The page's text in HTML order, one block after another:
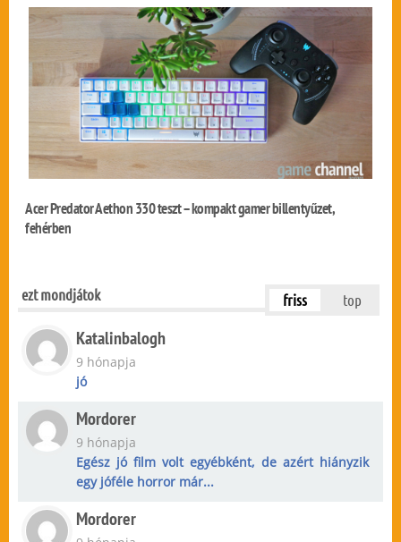
Acer Predator Aethon 330 teszt – kompakt gamer billentyűzet,
fehérben
ezt mondjátok friss top
Katalinbalogh
9 hónapja
jó
Mordorer
9 hónapja
Egész jó film volt egyébként, de azért hiányzik
egy jóféle horror már...
Mordorer